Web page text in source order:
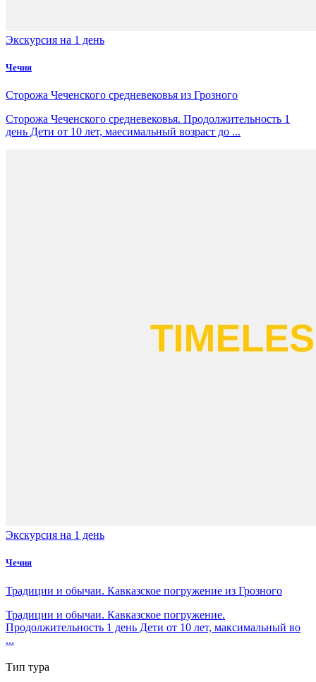
Экскурсия на 1 день
Чечня
Сторожа Чеченского средневековья из Грозного
Сторожа Чеченского средневековья. Продолжительность 1
день Дети от 10 лет, маесимальный возраст до ...
Экскурсия на 1 день
Чечня
Традиции и обычаи. Кавказское погружение из Грозного
Традиции и обычаи. Кавказское погружение.
Продолжительность 1 день Дети от 10 лет, максимальный во
...
Тип тура